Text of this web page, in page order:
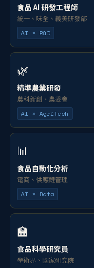
食品 AI 研發工程師
統一、味全、義美研發部
AI × R&D
🌿
精準農業研發
農科新創、農委會
AI × AgriTech
📊
食品自動化分析
電商、供應鏈管理
AI × Data
🏫
食品科學研究員
學術界、國家研究院